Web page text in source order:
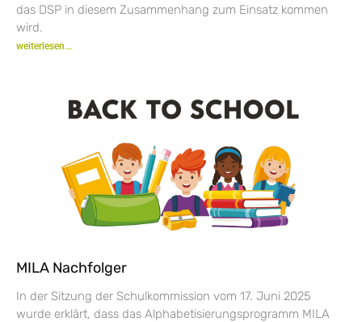
das DSP in diesem Zusammenhang zum Einsatz kommen
wird.
weiterlesen...
MILA Nachfolger
In der Sitzung der Schulkommission vom 17. Juni 2025
wurde erklärt, dass das Alphabetisierungsprogramm MILA